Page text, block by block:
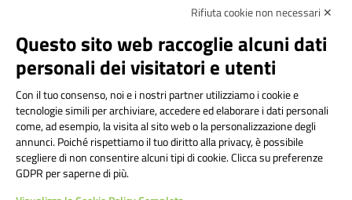
Albo onlinePrivacy Policy
Dichiarazione di accessibilità
Note Legali
Istituto Comprensivo Bricherasio
Via Cesare Bollea n. 3 - 10064 Bricherasio (TO) | P.E.O.:
toic84200d@istruzione.it | P.E.C.:
toic84200d@pec.istruzione.it
Codice Fiscale: 94544620019 | Cod. Meccanografico:
Rifiuta cookie non necessari ✕
Questo sito web raccoglie alcuni dati
personali dei visitatori e utenti
Con il tuo consenso, noi e i nostri partner utilizziamo i cookie e
tecnologie simili per archiviare, accedere ed elaborare i dati personali
come, ad esempio, la visita al sito web o la personalizzazione degli
annunci. Poiché rispettiamo il tuo diritto alla privacy, è possibile
scegliere di non consentire alcuni tipi di cookie. Clicca su preferenze
GDPR per saperne di più.